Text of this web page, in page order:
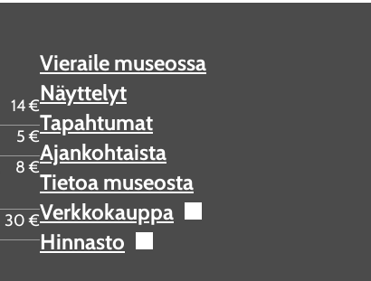
14 €
5 €
8 €
30 €
Vieraile museossa
Näyttelyt
Tapahtumat
Ajankohtaista
Tietoa museosta
Verkkokauppa
Hinnasto